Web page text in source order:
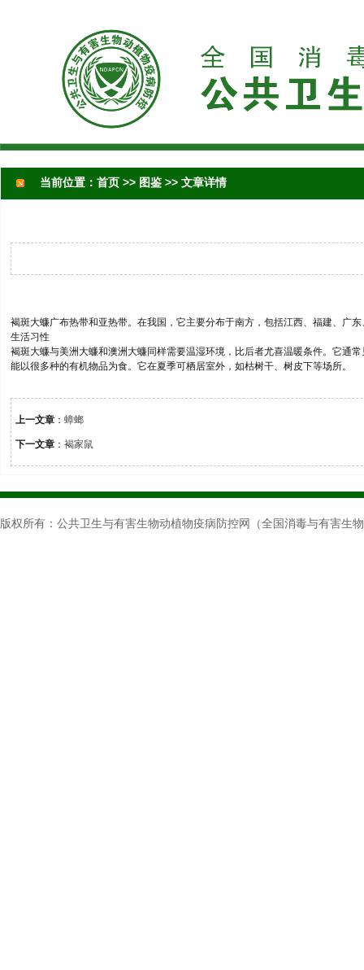
当前位置： 首页 >> 图鉴 >> 文章详情
褐斑大蠊广布热带和亚热带。在我国，它主要分布于南方，包括江西、福建、广
生活习性
褐斑大蠊与美洲大蠊和澳洲大蠊同样需要温湿环境，比后者尤喜温暖条件。它通
能以很多种的有机物品为食。它在夏季可栖居室外，如枯树干、树皮下等场所。
上一文章 ： 蟑螂
下一文章 ： 褐家鼠
版权所有：公共卫生与有害生物动植物疫病防控网（全国消毒与有害生